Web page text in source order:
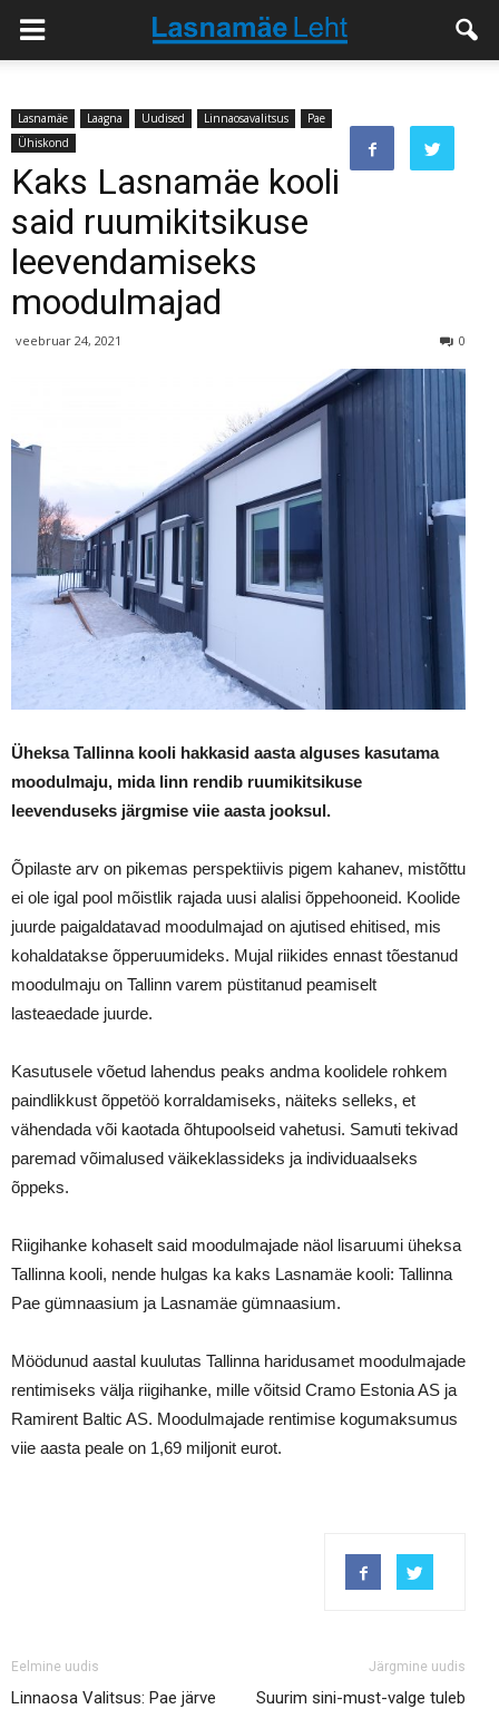
Lasnamäe Laagna Uudised Linnaosavalitsus
Pae
Ühiskond
Kaks Lasnamäe kooli
said ruumikitsikuse
leevendamiseks
moodulmajad
veebruar 24, 2021 0
Üheksa Tallinna kooli hakkasid aasta alguses kasutama
moodulmaju, mida linn rendib ruumikitsikuse
leevenduseks järgmise viie aasta jooksul.
Õpilaste arv on pikemas perspektiivis pigem kahanev, mistõttu
ei ole igal pool mõistlik rajada uusi alalisi õppehooneid. Koolide
juurde paigaldatavad moodulmajad on ajutised ehitised, mis
kohaldatakse õpperuumideks. Mujal riikides ennast tõestanud
moodulmaju on Tallinn varem püstitanud peamiselt
lasteaedade juurde.
Kasutusele võetud lahendus peaks andma koolidele rohkem
paindlikkust õppetöö korraldamiseks, näiteks selleks, et
vähendada või kaotada õhtupoolseid vahetusi. Samuti tekivad
paremad võimalused väikeklassideks ja individuaalseks
õppeks.
Riigihanke kohaselt said moodulmajade näol lisaruumi üheksa
Tallinna kooli, nende hulgas ka kaks Lasnamäe kooli: Tallinna
Pae gümnaasium ja Lasnamäe gümnaasium.
Möödunud aastal kuulutas Tallinna haridusamet moodulmajade
rentimiseks välja riigihanke, mille võitsid Cramo Estonia AS ja
Ramirent Baltic AS. Moodulmajade rentimise kogumaksumus
viie aasta peale on 1,69 miljonit eurot.
Eelmine uudis
Linnaosa Valitsus: Pae järve
Järgmine uudis
Suurim sini-must-valge tuleb